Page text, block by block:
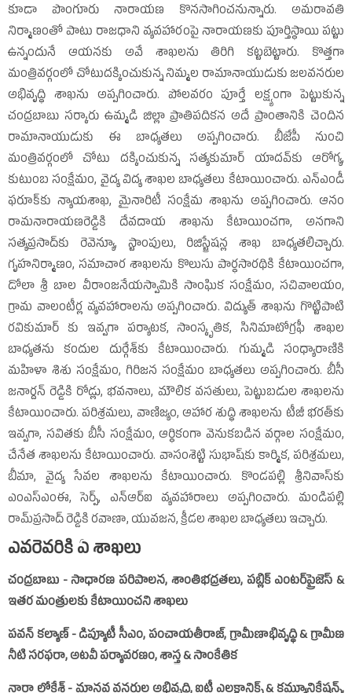
కూడా పొంగూరు నారాయణ కొనసాగించనున్నారు. అమరావతి
నిర్మాణంతో పాటు రాజధాని వ్యవహారంపై నారాయణకు పూర్తిస్థాయి పట్టు
ఉన్నందునే ఆయనకు అవే శాఖలను తిరిగి కట్టబెట్టారు. కొత్తగా
మంత్రివర్గంలో చోటుదక్కించుకున్న నిమ్మల రామానాయుడుకు జలవనరుల
అభివృద్ధి శాఖను అప్పగించారు. పోలవరం పూర్తే లక్ష్యంగా పెట్టుకున్న
చంద్రబాబు సర్కారు ఉమ్మడి జిల్లా ప్రాతిపదికన అదే ప్రాంతానికి చెందిన
రామానాయుడుకు ఈ బాధ్యతలు అప్పగించారు. బీజేపీ నుంచి
మంత్రివర్గంలో చోటు దక్కించుకున్న సత్యకుమార్‌ యాదవ్‌కు ఆరోగ్య,
కుటుంబ సంక్షేమం, వైద్య విద్య శాఖల బాధ్యతలు కేటాయించారు. ఎన్‌ఎండీ
ఫరూక్‌కు న్యాయశాఖ, మైనారిటీ సంక్షేమ శాఖను అప్పగించారు. ఆనం
రామనారాయణరెడ్డికి దేవదాయ శాఖను కేటాయించగా, అనగాని
సత్యప్రసాద్‌కు రెవెన్యూ, స్టాంపులు, రిజిస్ట్రేషన్ల శాఖ బాధ్యతలిచ్చారు.
గృహనిర్మాణం, సమాచార శాఖలను కొలుసు పార్థసారథికి కేటాయించగా,
డోలా శ్రీ బాల వీరాంజనేయస్వామికి సాంఘిక సంక్షేమం, సచివాలయం,
గ్రామ వాలంటీర్ల వ్యవహారాలను అప్పగించారు. విద్యుత్‌ శాఖను గొట్టిపాటి
రవికుమార్‌ కు ఇవ్వగా పర్యాటక, సాంస్కృతిక, సినిమాటోగ్రఫీ శాఖల
బాధ్యతను కందుల దుర్గేశ్‌​కు కేటాయించారు. గుమ్మడి సంధ్యారాణికి
మహిళా శిశు సంక్షేమం, గిరిజన సంక్షేమం బాధ్యతలు అప్పగించారు. బీసీ
జనార్దన్‌ రెడ్డికి రోడ్లు, భవనాలు, మౌలిక వసతులు, పెట్టుబడుల శాఖలను
కేటాయించారు. పరిశ్రమలు, వాణిజ్యం, ఆహార శుద్ధి శాఖలను టీజీ భరత్‌​కు
ఇవ్వగా, సవితకు బీసీ సంక్షేమం, ఆర్థికంగా వెనుకబడిన వర్గాల సంక్షేమం,
చేనేత శాఖలను కేటాయించారు. వాసంశెట్టి సుభాష్‌కు కార్మిక, పరిశ్రమలు,
బీమా, వైద్య సేవల శాఖలను కేటాయించారు. కొండపల్లి శ్రీనివాస్‌కు
ఎంఎస్‌‍ఎంఈ, సెర్ప్‌, ఎన్‌‍ఆర్‌ఐ వ్యవహారాలు అప్పగించారు. మండిపల్లి
రామ్‌‍ప్రసాద్‌ రెడ్డికి రవాణా, యువజన, క్రీడల శాఖల బాధ్యతలు ఇచ్చారు.
ఎవరెవరికి ఏ శాఖలు
చంద్రబాబు - సాధారణ పరిపాలన, శాంతిభద్రతలు, పబ్లిక్‌ ఎంటర్‌​ప్రైజెస్‌ &
ఇతర మంత్రులకు కేటాయించని శాఖలు
పవన్‌ కల్యాణ్‌ - డిప్యూటీ సీఎం, పంచాయతీరాజ్‌, గ్రామీణాభివృద్ధి & గ్రామీణ
నీటి సరఫరా, అటవీ పర్యావరణం, శాస్త్ర & సాంకేతిక